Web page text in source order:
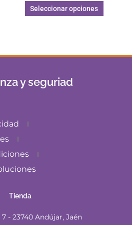
Seleccionar opciones
y seguriad
Tienda
- 23740 Andújar, Jaén